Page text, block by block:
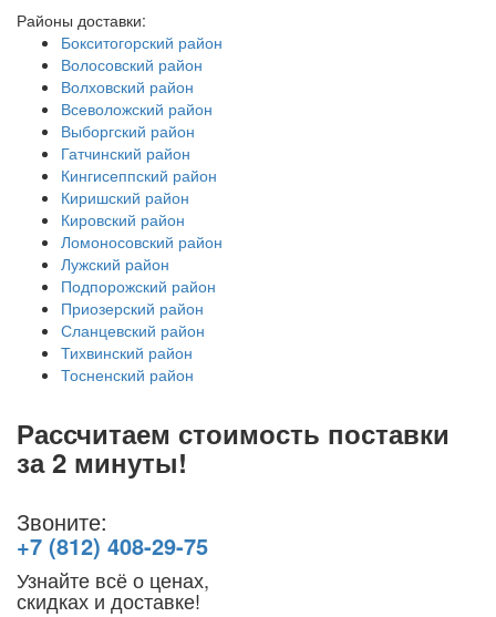
Районы доставки:
Бокситогорский район
Волосовский район
Волховский район
Всеволожский район
Выборгский район
Гатчинский район
Кингисеппский район
Киришский район
Кировский район
Ломоносовский район
Лужский район
Подпорожский район
Приозерский район
Сланцевский район
Тихвинский район
Тосненский район
Рассчитаем стоимость поставки
за 2 минуты!
Звоните:
+7 (812) 408-29-75
Узнайте всё о ценах,
скидках и доставке!